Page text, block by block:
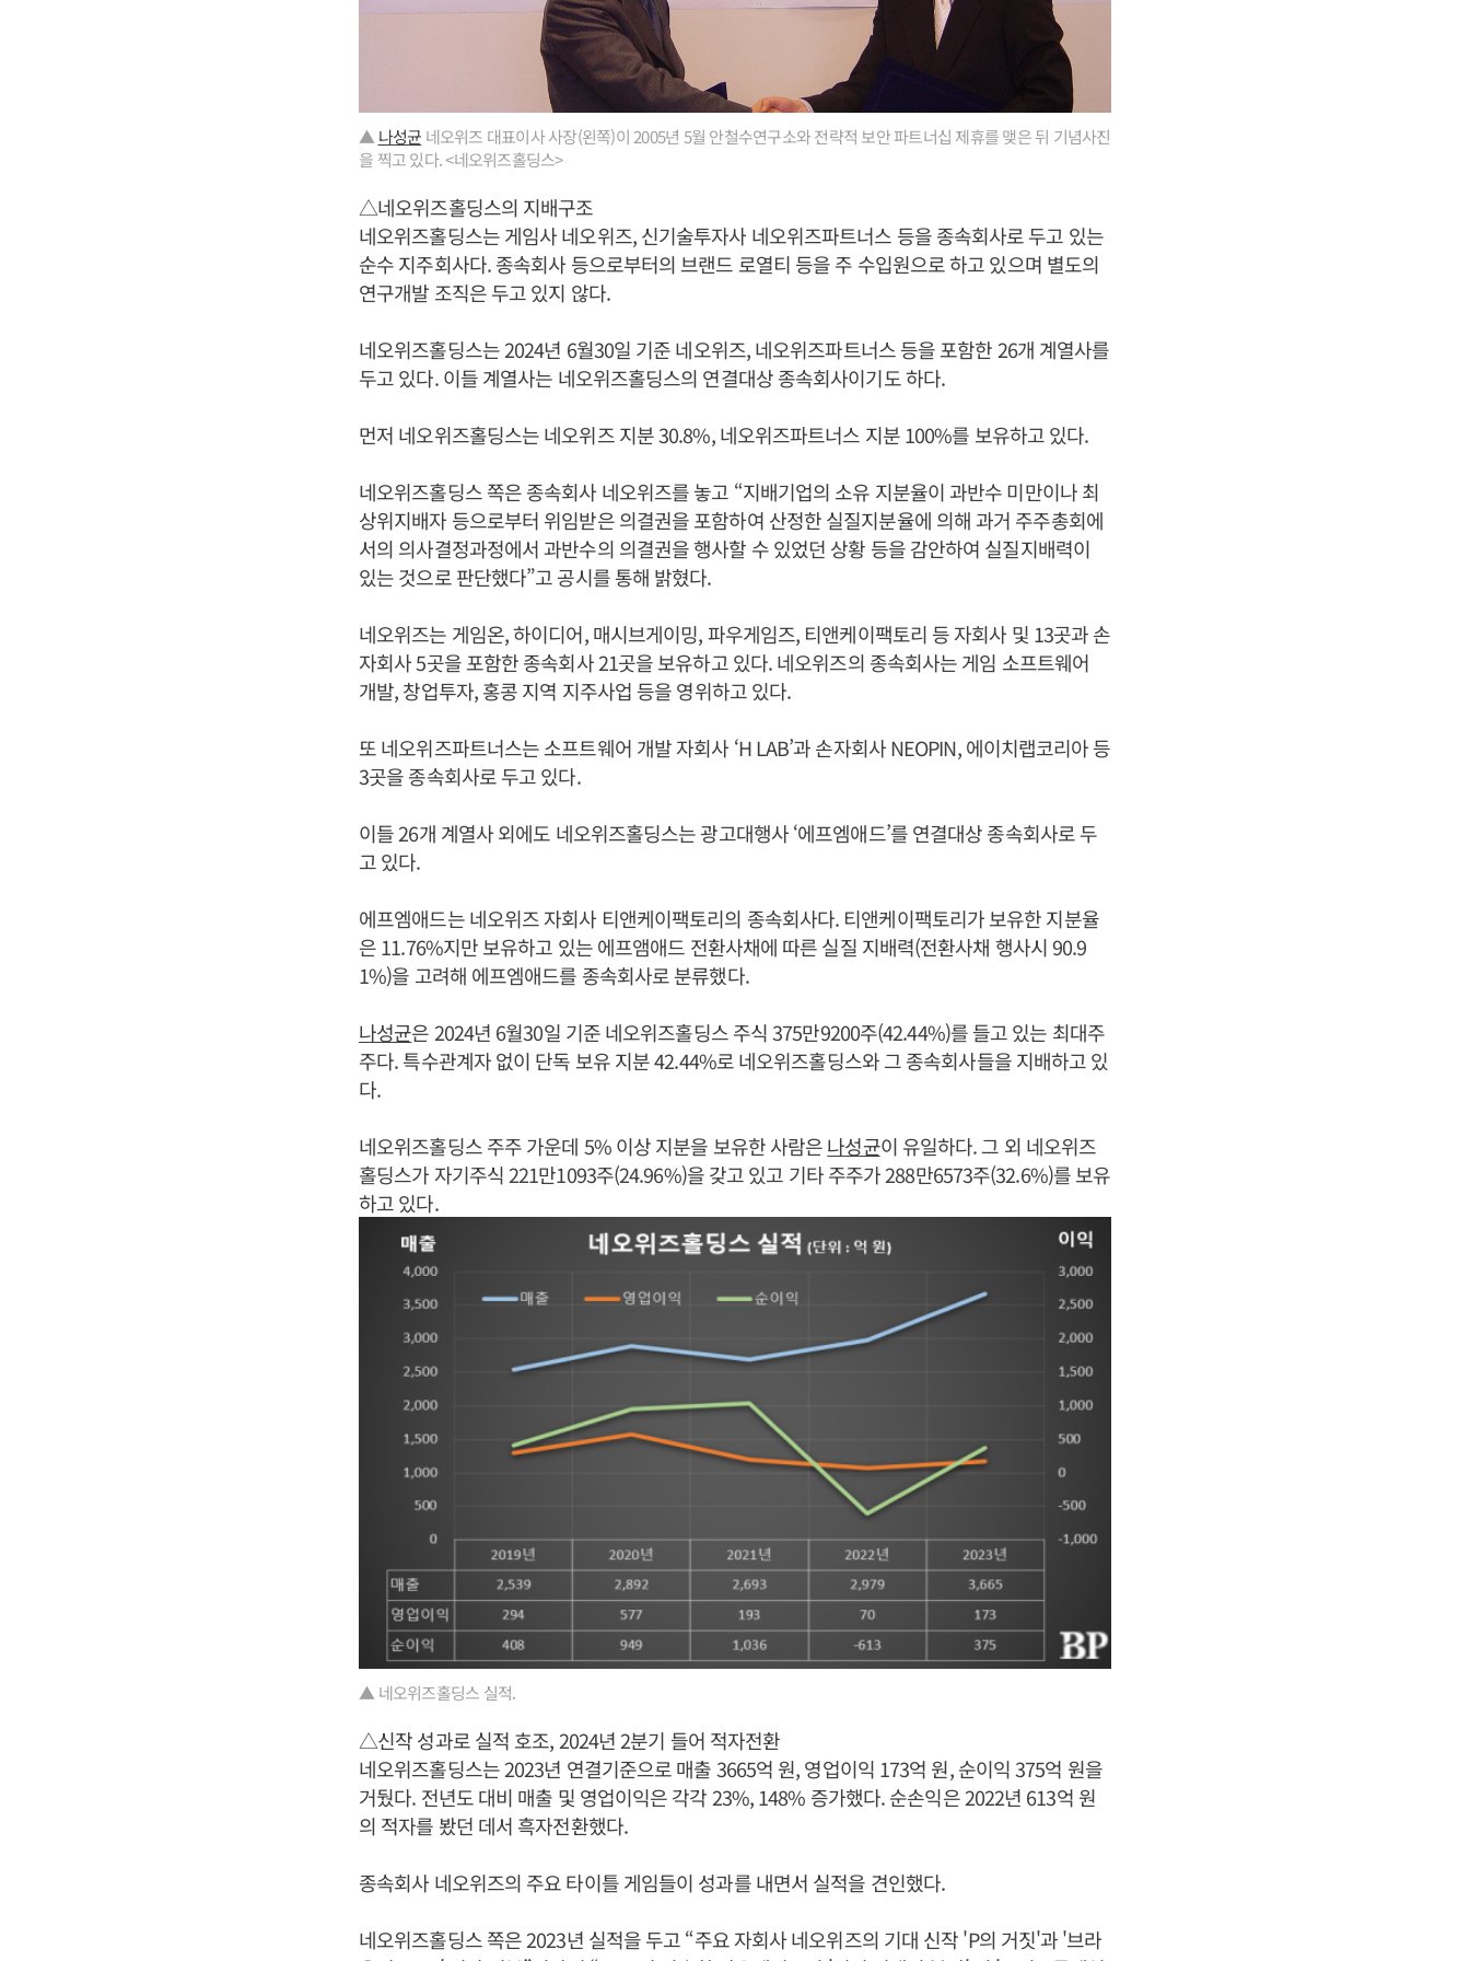
▲ 나성균 네오위즈 대표이사 사장(왼쪽)이 2005년 5월 안철수연구소와 전략적 보안 파트너십 제휴를 맺은 뒤 기념사진
을 찍고 있다. <네오위즈홀딩스>
△네오위즈홀딩스의 지배구조
네오위즈홀딩스는 게임사 네오위즈, 신기술투자사 네오위즈파트너스 등을 종속회사로 두고 있는
순수 지주회사다. 종속회사 등으로부터의 브랜드 로열티 등을 주 수입원으로 하고 있으며 별도의
연구개발 조직은 두고 있지 않다.
네오위즈홀딩스는 2024년 6월30일 기준 네오위즈, 네오위즈파트너스 등을 포함한 26개 계열사를
두고 있다. 이들 계열사는 네오위즈홀딩스의 연결대상 종속회사이기도 하다.
먼저 네오위즈홀딩스는 네오위즈 지분 30.8%, 네오위즈파트너스 지분 100%를 보유하고 있다.
네오위즈홀딩스 쪽은 종속회사 네오위즈를 놓고 “지배기업의 소유 지분율이 과반수 미만이나 최
상위지배자 등으로부터 위임받은 의결권을 포함하여 산정한 실질지분율에 의해 과거 주주총회에
서의 의사결정과정에서 과반수의 의결권을 행사할 수 있었던 상황 등을 감안하여 실질지배력이
있는 것으로 판단했다”고 공시를 통해 밝혔다.
네오위즈는 게임온, 하이디어, 매시브게이밍, 파우게임즈, 티앤케이팩토리 등 자회사 및 13곳과 손
자회사 5곳을 포함한 종속회사 21곳을 보유하고 있다. 네오위즈의 종속회사는 게임 소프트웨어
개발, 창업투자, 홍콩 지역 지주사업 등을 영위하고 있다.
또 네오위즈파트너스는 소프트웨어 개발 자회사 ‘H LAB’과 손자회사 NEOPIN, 에이치랩코리아 등
3곳을 종속회사로 두고 있다.
이들 26개 계열사 외에도 네오위즈홀딩스는 광고대행사 ‘에프엠애드’를 연결대상 종속회사로 두
고 있다.
에프엠애드는 네오위즈 자회사 티앤케이팩토리의 종속회사다. 티앤케이팩토리가 보유한 지분율
은 11.76%지만 보유하고 있는 에프앰애드 전환사채에 따른 실질 지배력(전환사채 행사시 90.9
1%)을 고려해 에프엠애드를 종속회사로 분류했다.
나성균은 2024년 6월30일 기준 네오위즈홀딩스 주식 375만9200주(42.44%)를 들고 있는 최대주
주다. 특수관계자 없이 단독 보유 지분 42.44%로 네오위즈홀딩스와 그 종속회사들을 지배하고 있
다.
네오위즈홀딩스 주주 가운데 5% 이상 지분을 보유한 사람은나성균이 유일하다. 그 외 네오위즈
홀딩스가 자기주식 221만1093주(24.96%)을 갖고 있고 기타 주주가 288만6573주(32.6%)를 보유
하고 있다.
▲ 네오위즈홀딩스 실적.
△신작 성과로 실적 호조, 2024년 2분기 들어 적자전환
네오위즈홀딩스는 2023년 연결기준으로 매출 3665억 원, 영업이익 173억 원, 순이익 375억 원을
거뒀다. 전년도 대비 매출 및 영업이익은 각각 23%, 148% 증가했다. 순손익은 2022년 613억 원
의 적자를 봤던 데서 흑자전환했다.
종속회사 네오위즈의 주요 타이틀 게임들이 성과를 내면서 실적을 견인했다.
네오위즈홀딩스 쪽은 2023년 실적을 두고 “주요 자회사 네오위즈의 기대 신작 'P의 거짓'과 '브라